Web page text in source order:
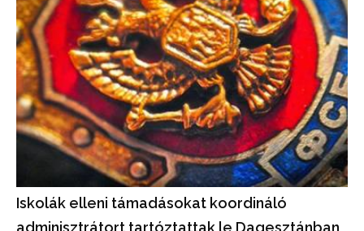
Iskolák elleni támadásokat koordináló
adminisztrátort tartóztattak le Dagesztánban